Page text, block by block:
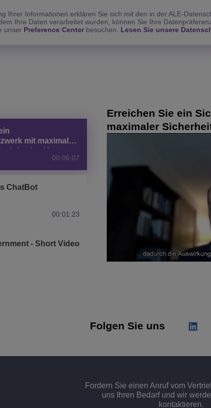
Ihrer Informationen erklären Sie sich mit den in der ALE-
Ihre Daten verarbeitet wurden, können Sie Ihre
unser Preference Center besuchen. Lesen Sie unsere
mit maximaler
Kosten.
00:06:07
ChatBot
00:01:23
- Short Video
Erreichen Sie ein
maximaler
Folgen Sie uns
Fordern Sie einen Anruf vom
uns Ihren Bedarf und wir
kontaktieren.